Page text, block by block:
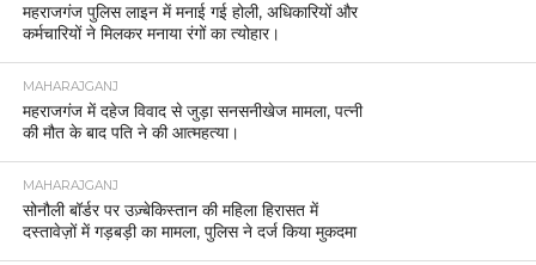
महराजगंज पुलिस लाइन में मनाई गई होली, अधिकारियों और
कर्मचारियों ने मिलकर मनाया रंगों का त्योहार।
MAHARAJGANJ
महराजगंज में दहेज विवाद से जुड़ा सनसनीखेज मामला, पत्नी
की मौत के बाद पति ने की आत्महत्या।
MAHARAJGANJ
सोनौली बॉर्डर पर उज़्बेकिस्तान की महिला हिरासत में
दस्तावेज़ों में गड़बड़ी का मामला, पुलिस ने दर्ज किया मुकदमा